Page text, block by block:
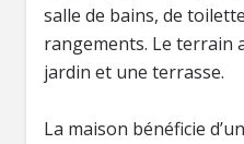
salle de bains, de
rangements. Le terrain
jardin et une terrasse.
La maison bénéficie